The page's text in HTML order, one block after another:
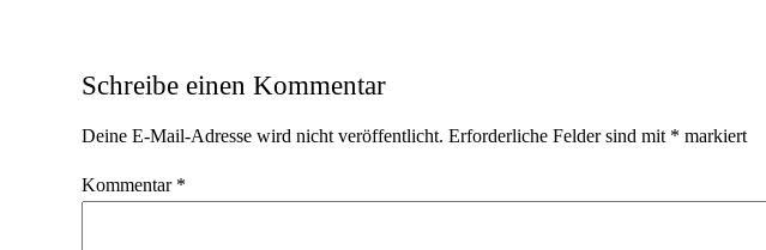
Schreibe einen Kommentar
Deine E-Mail-Adresse wird nicht veröffentlicht. Erforderliche Felder sind mit * markiert
Kommentar *